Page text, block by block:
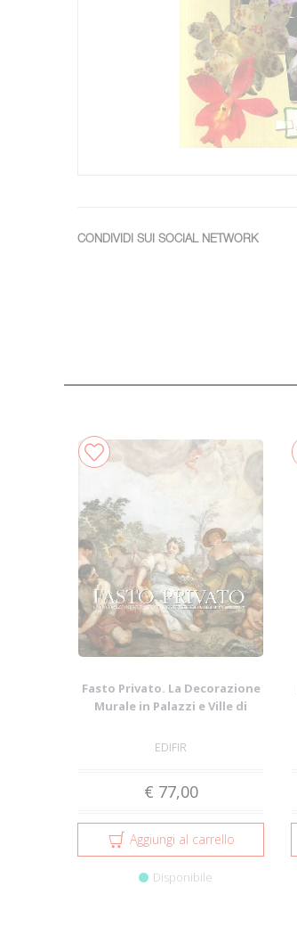
CONDIVIDI SUI SOCIAL NETWORK
Fasto Privato. La Decorazione
Murale in Palazzi e Ville di
EDIFIR
€ 77,00
Aggiungi al carrello
Disponibile